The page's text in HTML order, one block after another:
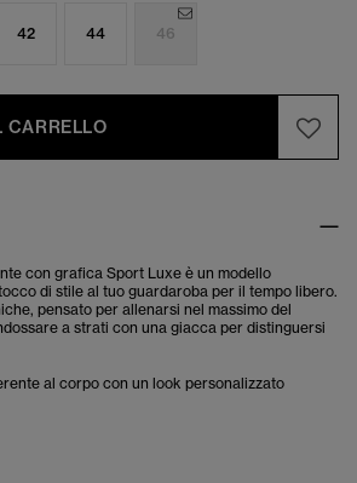
42 44 46
CARRELLO
con grafica Sport Luxe è un modello
di stile al tuo guardaroba per il tempo libero.
pensato per allenarsi nel massimo del
a strati con una giacca per distinguersi
al corpo con un look personalizzato